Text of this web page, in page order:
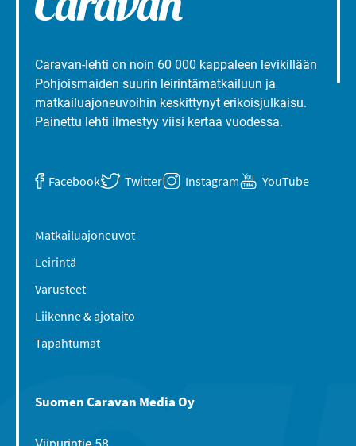
Caravan-lehti on noin 60 000 kappaleen levikillään
Pohjoismaiden suurin leirintämatkailuun ja
matkailuajoneuvoihin keskittynyt erikoisjulkaisu.
Painettu lehti ilmestyy viisi kertaa vuodessa.
Facebook Twitter Instagram YouTube
Matkailuajoneuvot
Leirintä
Varusteet
Liikenne & ajotaito
Tapahtumat
Suomen Caravan Media Oy